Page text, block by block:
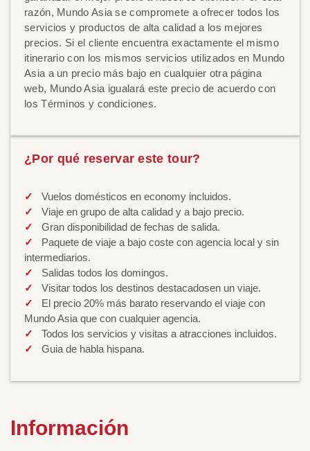
razón, Mundo Asia se compromete a ofrecer todos los
servicios y productos de alta calidad a los mejores
precios. Si el cliente encuentra exactamente el mismo
itinerario con los mismos servicios utilizados en Mundo
Asia a un precio más bajo en cualquier otra página
web, Mundo Asia igualará este precio de acuerdo con
los Términos y condiciones.
¿Por qué reservar este tour?
Vuelos domésticos en economy incluidos.
Viaje en grupo de alta calidad y a bajo precio.
Gran disponibilidad de fechas de salida.
Paquete de viaje a bajo coste con agencia local y sin
intermediarios.
Salidas todos los domingos.
Visitar todos los destinos destacadosen un viaje.
El precio 20% más barato reservando el viaje con
Mundo Asia que con cualquier agencia.
Todos los servicios y visitas a atracciones incluidos.
Guia de habla hispana.
Información